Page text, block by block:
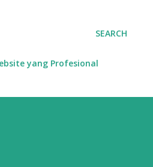
SEARCH
yang Profesional